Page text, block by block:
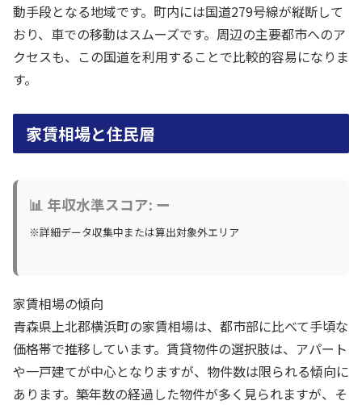
動手段となる地域です。町内には国道279号線が縦断して
おり、車での移動はスムーズです。周辺の主要都市へのア
クセスも、この国道を利用することで比較的容易になりま
す。
家賃相場と住民層
📊 年収水準スコア: ー
※詳細データ収集中または算出対象外エリア
家賃相場の傾向
青森県上北郡横浜町の家賃相場は、都市部に比べて手頃な
価格帯で推移しています。賃貸物件の選択肢は、アパート
や一戸建てが中心となりますが、物件数は限られる傾向に
あります。築年数の経過した物件が多く見られますが、そ